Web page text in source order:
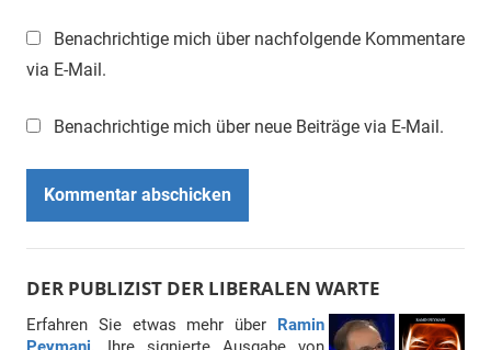
Benachrichtige mich über nachfolgende Kommentare
via E-Mail.
Benachrichtige mich über neue Beiträge via E-Mail.
DER PUBLIZIST DER LIBERALEN WARTE
Erfahren Sie etwas mehr über
Ramin